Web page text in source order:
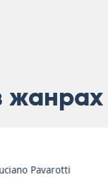
жанрах
Antonio Vivaldi